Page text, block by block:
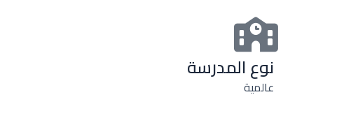
نوع المدرسة
عالمية